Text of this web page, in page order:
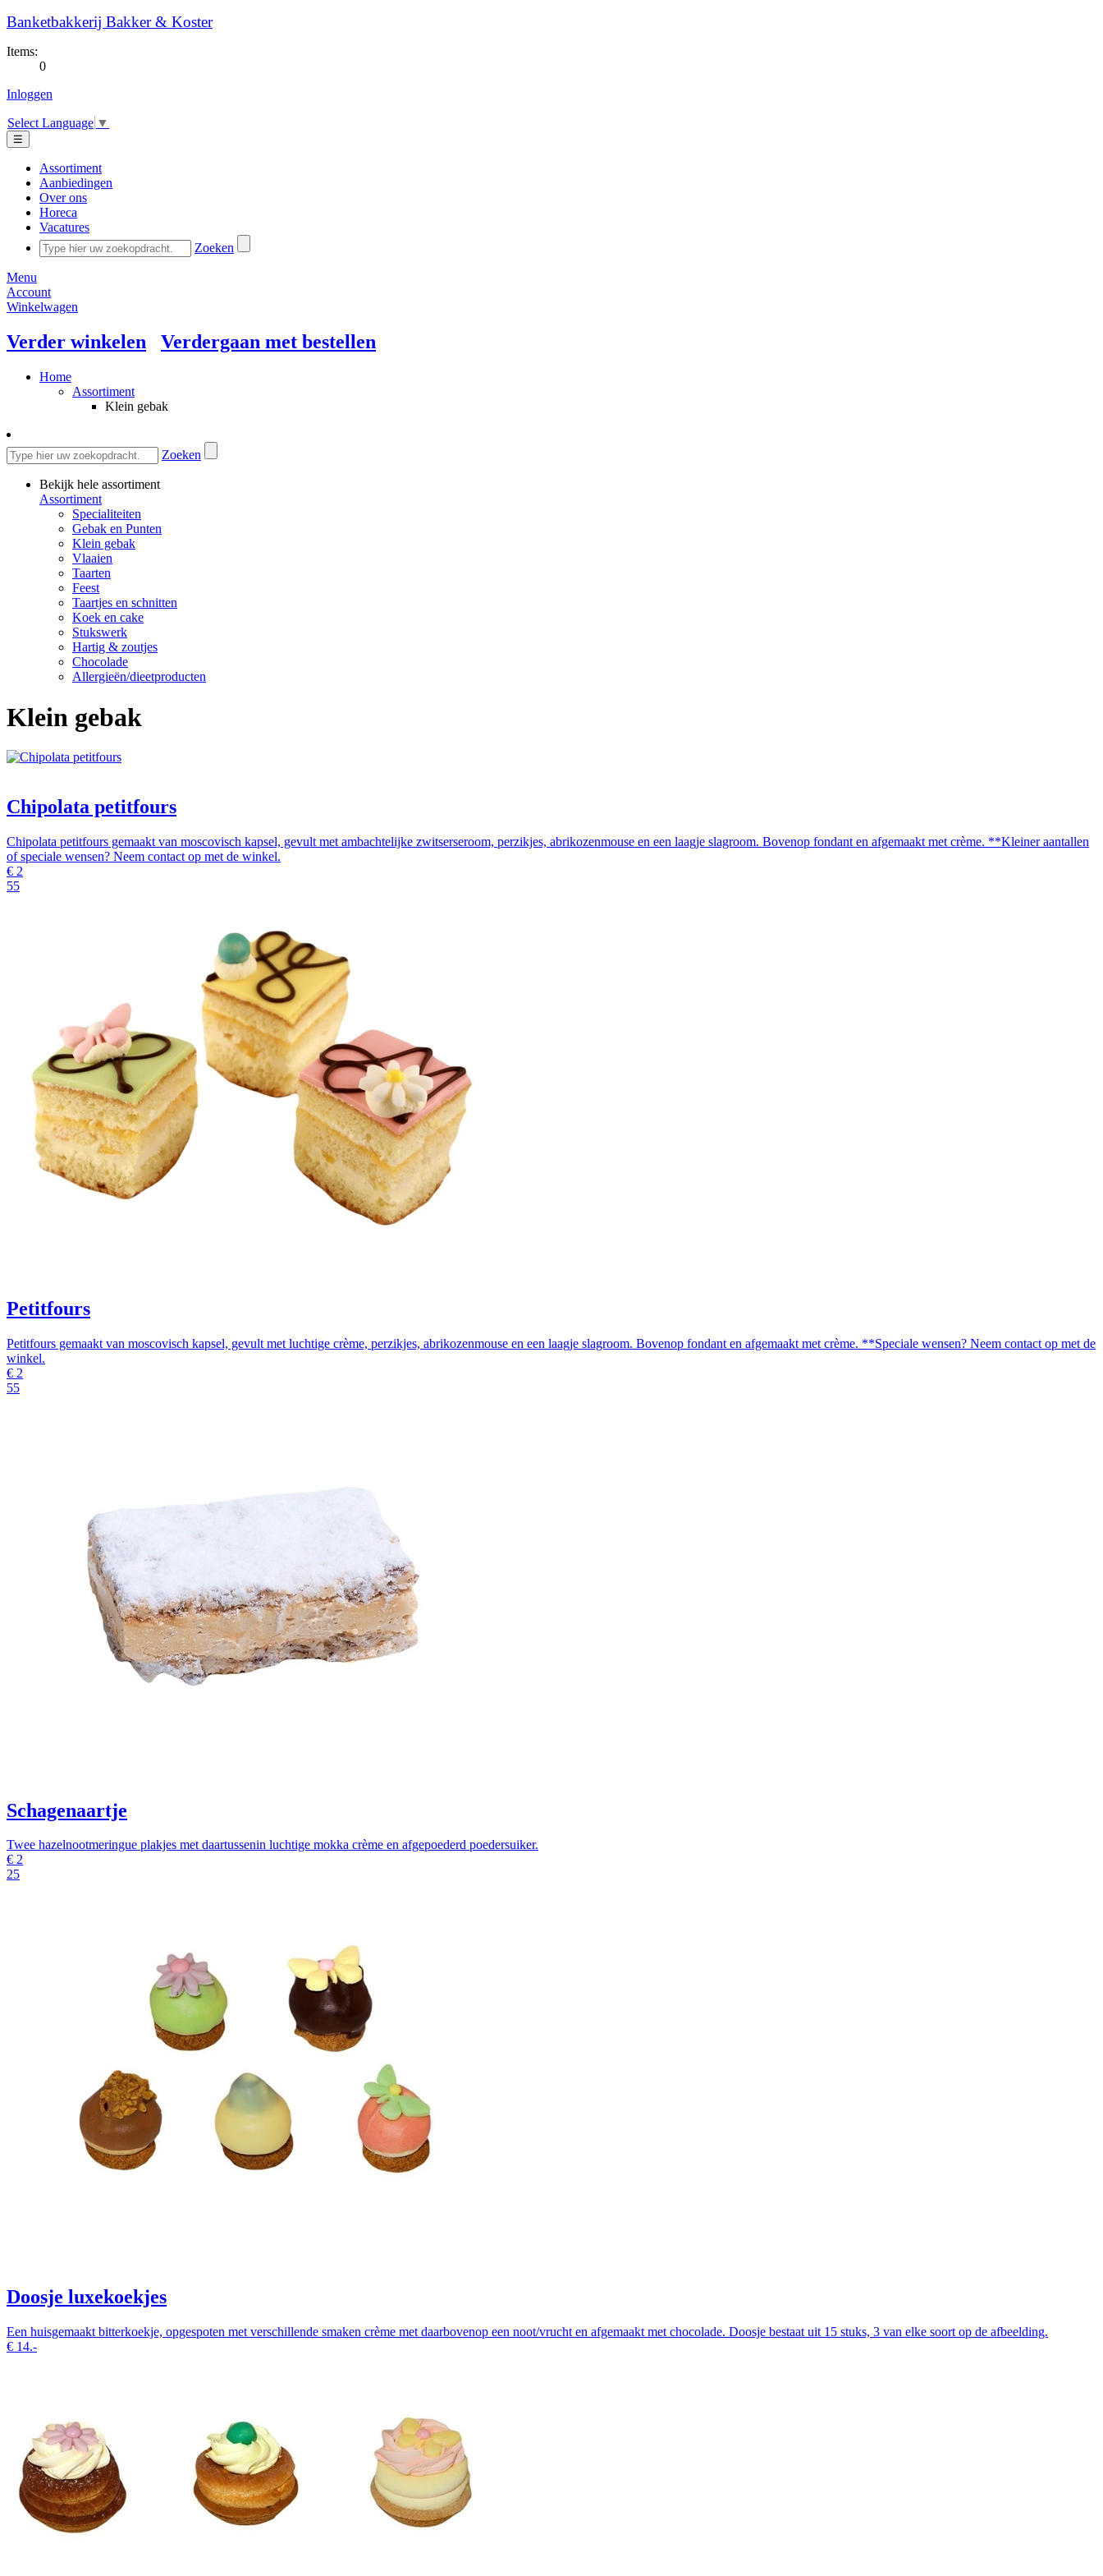
Banketbakkerij Bakker & Koster
Items:
0
Inloggen
Select Language ▼
☰
Assortiment
Aanbiedingen
Over ons
Horeca
Vacatures
Zoeken
Menu
Account
Winkelwagen
Verder winkelen Verdergaan met bestellen
Home
Assortiment
Klein gebak
Zoeken
Bekijk hele assortiment
Assortiment
Specialiteiten
Gebak en Punten
Klein gebak
Vlaaien
Taarten
Feest
Taartjes en schnitten
Koek en cake
Stukswerk
Hartig & zoutjes
Chocolade
Allergieën/dieetproducten
Klein gebak
Chipolata petitfours
Chipolata petitfours gemaakt van moscovisch kapsel, gevult met ambachtelijke zwitserseroom, perzikjes, abrikozenmouse en een laagje slagroom. Bovenop fondant en afgemaakt met crème. **Kleiner aantallen
of speciale wensen? Neem contact op met de winkel.
€ 2
55
Petitfours
Petitfours gemaakt van moscovisch kapsel, gevult met luchtige crème, perzikjes, abrikozenmouse en een laagje slagroom. Bovenop fondant en afgemaakt met crème. **Speciale wensen? Neem contact op met de
winkel.
€ 2
55
Schagenaartje
Twee hazelnootmeringue plakjes met daartussenin luchtige mokka crème en afgepoederd poedersuiker.
€ 2
25
Doosje luxekoekjes
Een huisgemaakt bitterkoekje, opgespoten met verschillende smaken crème met daarbovenop een noot/vrucht en afgemaakt met chocolade. Doosje bestaat uit 15 stuks, 3 van elke soort op de afbeelding.
€ 14.-